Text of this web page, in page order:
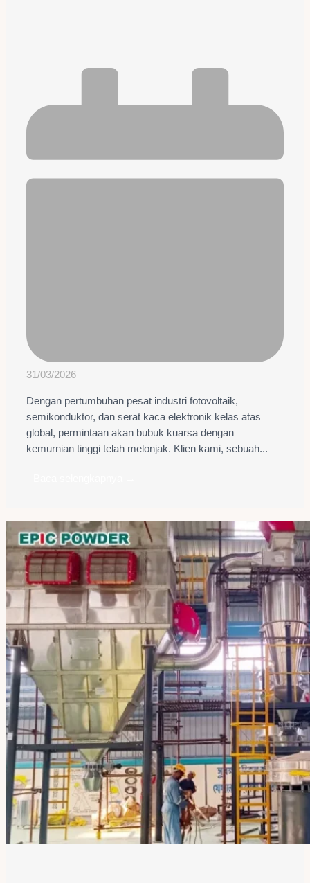
31/03/2026
Dengan pertumbuhan pesat industri fotovoltaik,
semikonduktor, dan serat kaca elektronik kelas atas
global, permintaan akan bubuk kuarsa dengan
kemurnian tinggi telah melonjak. Klien kami, sebuah...